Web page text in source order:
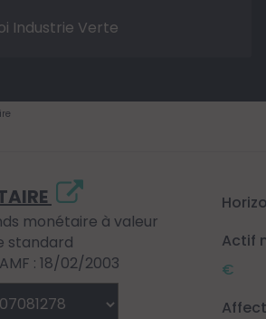
Industrie Verte
monétaire à valeur
standard
: 18/02/2003
Actif
€